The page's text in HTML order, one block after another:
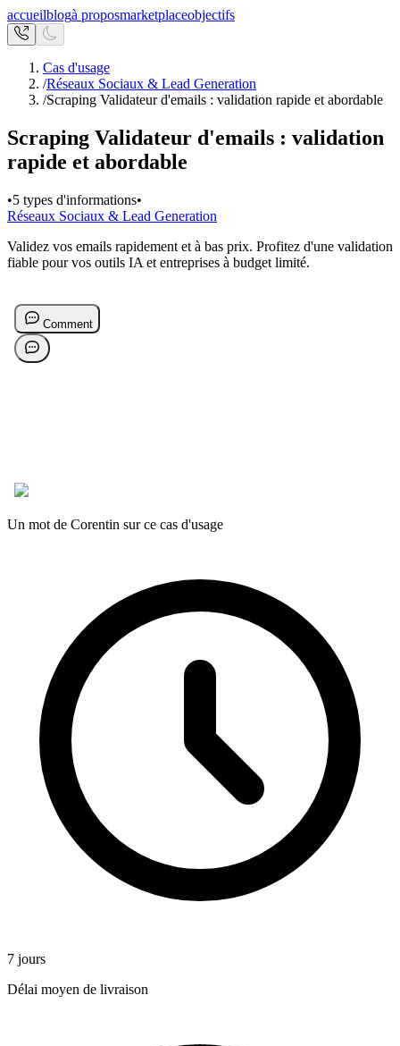
accueilblogà proposmarketplaceobjectifs
Cas d'usage
/Réseaux Sociaux & Lead Generation
/Scraping Validateur d'emails : validation rapide et abordable
Scraping Validateur d'emails : validation
rapide et abordable
•5 types d'informations•
Réseaux Sociaux & Lead Generation
Validez vos emails rapidement et à bas prix. Profitez d'une validation
fiable pour vos outils IA et entreprises à budget limité.
Un mot de Corentin sur ce cas d'usage
7 jours
Délai moyen de livraison